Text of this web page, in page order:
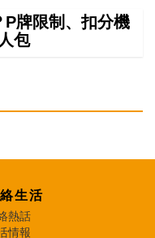
牌限制、扣分機
包
生活
熱話
情報